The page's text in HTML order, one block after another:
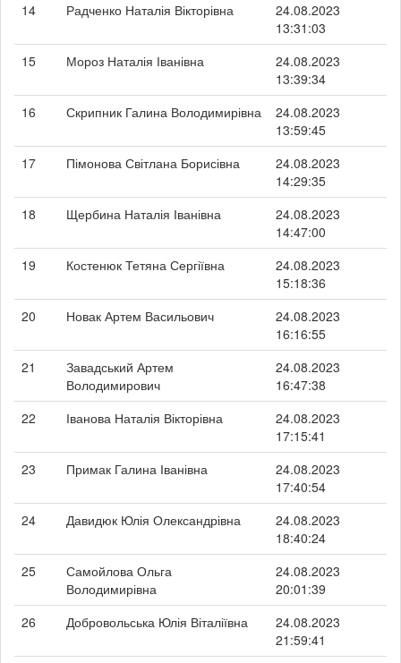
14
Радченко Наталія Вікторівна
24.08.2023
13:31:03
15
Мороз Наталія Іванівна
24.08.2023
13:39:34
16
Скрипник Галина Володимирівна
24.08.2023
13:59:45
17
Пімонова Світлана Борисівна
24.08.2023
14:29:35
18
Щербина Наталія Іванівна
24.08.2023
14:47:00
19
Костенюк Тетяна Сергіївна
24.08.2023
15:18:36
20
Новак Артем Васильович
24.08.2023
16:16:55
21
Завадський Артем
Володимирович
24.08.2023
16:47:38
22
Іванова Наталія Вікторівна
24.08.2023
17:15:41
23
Примак Галина Іванівна
24.08.2023
17:40:54
24
Давидюк Юлія Олександрівна
24.08.2023
18:40:24
25
Самойлова Ольга
Володимирівна
24.08.2023
20:01:39
26
Добровольська Юлія Віталіївна
24.08.2023
21:59:41